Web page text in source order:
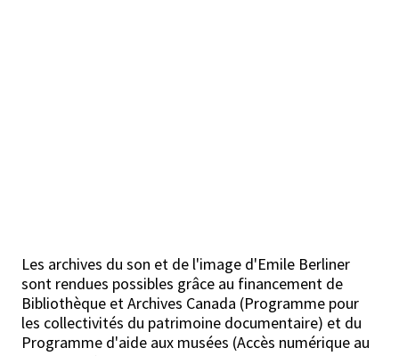
Les archives du son et de l'image d'Emile Berliner
sont rendues possibles grâce au financement de
Bibliothèque et Archives Canada (Programme pour
les collectivités du patrimoine documentaire) et du
Programme d'aide aux musées (Accès numérique au